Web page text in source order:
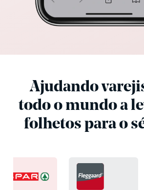
Ajudando
todo o mundo a
folhetos para o